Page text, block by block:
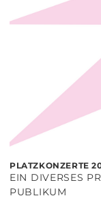
PLATZKONZERTE
EIN DIVERSES
PUBLIKUM